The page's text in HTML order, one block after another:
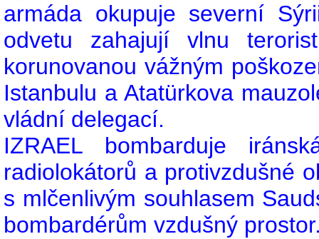
armáda okupuje severní
odvetu zahajují vlnu
korunovanou vážným
Istanbulu a Atatürkova
vládní delegací.
IZRAEL bombarduje
radiolokátorů a protivzdušné
s mlčenlivým souhlasem
bombardérům vzdušný